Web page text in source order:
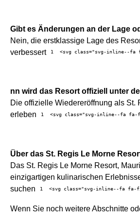
Gibt es Änderungen an der Lage
Nein, die erstklassige Lage des
verbessert
1 <svg class="svg-inline--fa
nn wird das Resort offiziell unter
Die offizielle Wiedereröffnung als
erleben
1 <svg class="svg-inline--fa fa-
Über das St. Regis Le Morne
Das St. Regis Le Morne Resort,
einzigartigen kulinarischen
suchen
1 <svg class="svg-inline--fa fa-
Wenn Sie noch weitere Abschnitte